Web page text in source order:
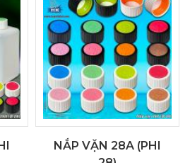
NẮP VẶN 28A (PHI